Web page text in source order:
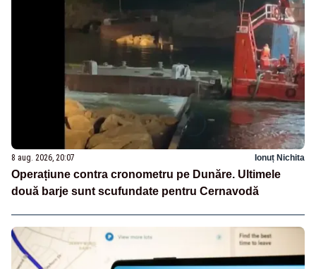
8 aug. 2026, 20:07 Ionuț Nichita
Operațiune contra cronometru pe Dunăre. Ultimele
două barje sunt scufundate pentru Cernavodă